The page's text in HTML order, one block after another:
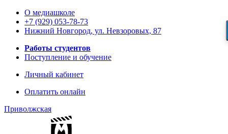
О медиашколе
+7 (929) 053-78-73
Нижний Новгород, ул. Невзоровых, 87
Работы студентов
Поступление и обучение
Личный кабинет
Оплатить онлайн
Приволжская